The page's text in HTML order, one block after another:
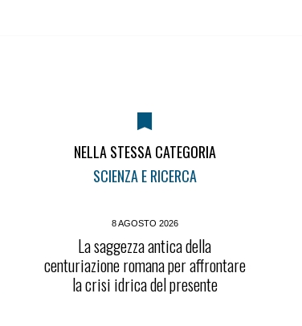
NELLA STESSA CATEGORIA
SCIENZA E RICERCA
8 AGOSTO 2026
La saggezza antica della
centuriazione romana per affrontare
la crisi idrica del presente